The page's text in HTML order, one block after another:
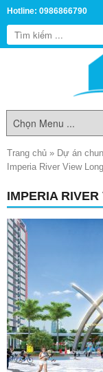
Hotline: 0986866790
Trang chủ » Dự án
Imperia River View
IMPERIA